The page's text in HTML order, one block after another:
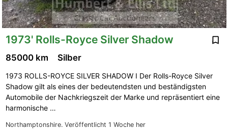
1973' Rolls-Royce Silver Shadow
Northamptonshire. Veröffentlicht 1 Woche her
85000 km Silber
1973 ROLLS-ROYCE SILVER SHADOW I Der Rolls-Royce Silver
Shadow gilt als eines der bedeutendsten und beständigsten
Automobile der Nachkriegszeit der Marke und repräsentiert eine
harmonische …